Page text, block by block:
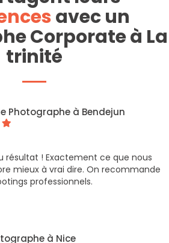
avec un
Corporate à La
trinité
Photographe à Bendejun
résultat ! Exactement ce que nous
mieux à vrai dire. On recommande
professionnels.
à Nice